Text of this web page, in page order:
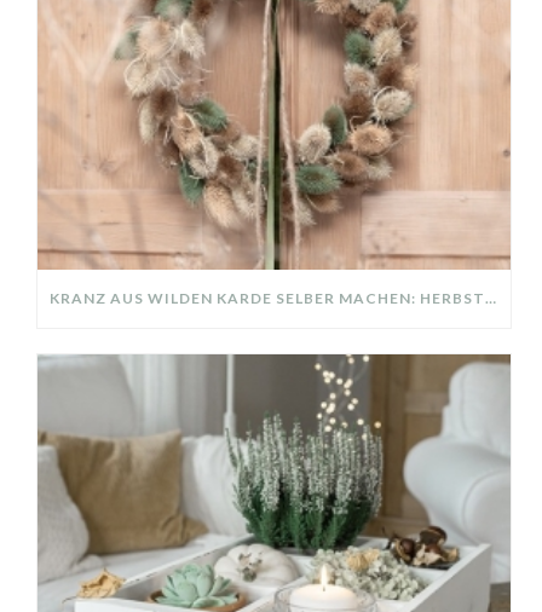
KRANZ AUS WILDEN KARDE SELBER MACHEN: HERBSTDEKO GANZ EINFACH